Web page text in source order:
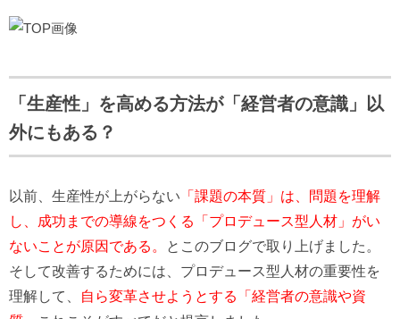
「生産性」を高める方法が「経営者の意識」以
外にもある？
以前、生産性が上がらない 「課題の本質」は、問題を理解
し、成功までの導線をつくる「プロデュース型人材」がい
ないことが原因である。
とこのブログで取り上げました。
そして改善するためには、プロデュース型人材の重要性を
理解して、
自ら変革させようとする「経営者の意識や資